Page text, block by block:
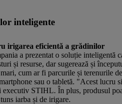
inteligente
irigarea eficientă a grădinilor
a prezentat o soluție inteligentă
și resurse, dar sugerează și
cum ar fi parcurile și terenurile
sau o tabletă. "Acest
STIHL. În plus, produsul
iarba și de irigare.